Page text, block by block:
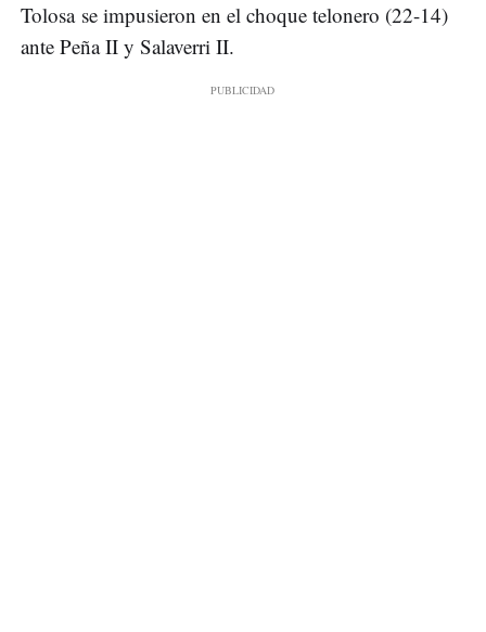
Tolosa se impusieron en el choque telonero (22-14)
ante Peña II y Salaverri II.